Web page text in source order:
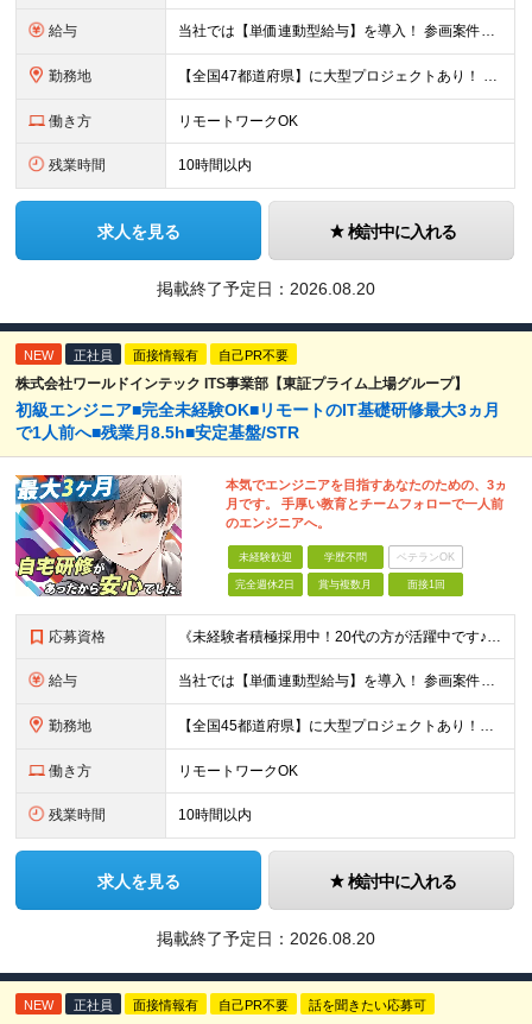
給与 当社では【単価連動型給与】を導入！ 参画案件の契約単価に連動して給与が決定。 還元率は単価の【70％～80％】と東証プライム上場グループとして高水準です！（社会保険料・教育コスト含む） ■関東：月給
勤務地 【全国47都道府県】に大型プロジェクトあり！ 主要勤務地： 北海道/宮城県/栃木県/埼玉県/千葉県/東京都/神奈川県/愛知県/大阪府/京都府/兵庫県/広島県/福岡県/熊本県 ※勤務エリアは、あなたの
働き方 リモートワークOK
残業時間 10時間以内
求人を見る 検討中に入れる
掲載終了予定日： 2026.08.20
NEW 正社員 面接情報有 自己PR不要
株式会社ワールドインテック ITS事業部【東証プライム上場グループ】
初級エンジニア■完全未経験OK■リモートのIT基礎研修最大3ヵ月
で1人前へ■残業月8.5h■安定基盤/STR
本気でエンジニアを目指すあなたのための、3ヵ
月です。 手厚い教育とチームフォローで一人前
のエンジニアへ。
未経験歓迎 学歴不問 ベテランOK
完全週休2日 賞与複数月 面接1回
応募資格 《未経験者積極採用中！20代の方が活躍中です♪》 ◎約4割が実務未経験入社！ ■学歴・職歴は一切問いません！ ■第二新卒の方もお気軽にご相談ください♪ ■入社してから数年は、転勤の可能性があります
給与 当社では【単価連動型給与】を導入！ 参画案件の契約単価に連動して給与が決定。 還元率は単価の【70％～80％】と東証プライム上場グループとして高水準です！（社会保険料・教育コスト含む） ■関東：月給
勤務地 【全国45都道府県】に大型プロジェクトあり！※ 四国・沖縄を除く 主要勤務地： 北海道/宮城県/栃木県/埼玉県/千葉県/東京都/神奈川県/愛知県/大阪府/京都府/兵庫県/広島県/福岡県/熊本県 ※勤
働き方 リモートワークOK
残業時間 10時間以内
求人を見る 検討中に入れる
掲載終了予定日： 2026.08.20
NEW 正社員 面接情報有 自己PR不要 話を聞きたい応募可